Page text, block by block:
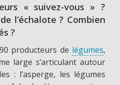
« suivez-vous » ?
l’échalote ? Combien
?
producteurs de légumes,
large s’articulant autour
: l’asperge, les légumes